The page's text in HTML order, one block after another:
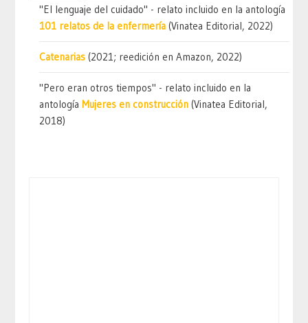
"El lenguaje del cuidado" - relato incluido en la antología
101 relatos de la enfermería (Vinatea Editorial, 2022)
Catenarias (2021; reedición en Amazon, 2022)
"Pero eran otros tiempos" - relato incluido en la
antología Mujeres en construcción (Vinatea Editorial,
2018)